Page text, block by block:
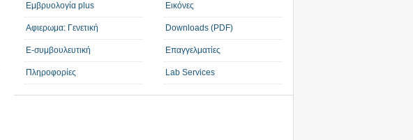
Εμβρυολογία plus
Αφιερωμα: Γενετική
E-συμβουλευτική
Πληροφορίες
Εικόνες
Downloads (PDF)
Επαγγελματίες
Lab Services